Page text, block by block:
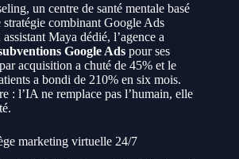
un centre de santé mentale basé
combinant Google Ads
Maya dédié, l’agence a
Google Ads pour ses
acquisition a chuté de 45% et le
a bondi de 210% en six mois.
: l’IA ne remplace pas l’humain, elle
marketing virtuelle 24/7